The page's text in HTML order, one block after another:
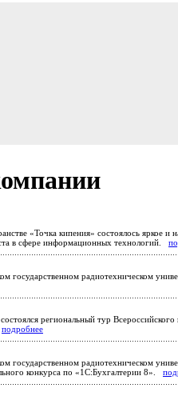
«Точка кипения» состоялось яркое
в сфере информационных технологий.
государственном радиотехническом
региональный тур
подробнее
государственном радиотехническом
конкурса по «1С:Бухгалтерии 8».